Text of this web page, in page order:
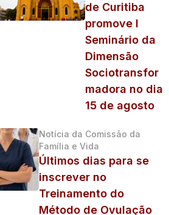
de Curitiba
promove I
Seminário da
Dimensão
Sociotransfor
madora no dia
15 de agosto
Notícia da Comissão da
Família e Vida
Últimos dias para se
inscrever no
Treinamento do
Método de Ovulação